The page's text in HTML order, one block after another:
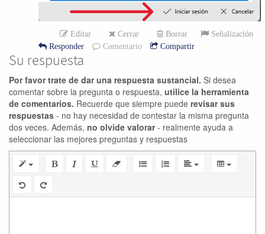
Editar Cerrar Borrar
Señalización
Responder
Comentario Compartir
Su respuesta
Por favor trate de dar una respuesta sustancial. Si desea
comentar sobre la pregunta o respuesta, utilice la herramienta
de comentarios. Recuerde que siempre puede revisar sus
respuestas - no hay necesidad de contestar la misma pregunta
dos veces. Además, no olvide valorar- realmente ayuda a
seleccionar las mejores preguntas y respuestas